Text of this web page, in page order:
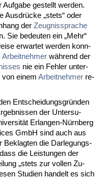
Auf­ga­be ge­stellt wer­den.
Aus­drücke „stets“ oder
der Zeug­nis­spra­che
Sie be­deu­ten ein „Mehr“
er­war­tet wer­den konn­
Ar­beit­neh­mer während der
nie ein Feh­ler un­ter­
von ei­nem Ar­beit­neh­mer re­
Ent­schei­dungs­gründen
der Un­ter­su­
Er­lan­gen-Nürn­berg
GmbH sind auch aus
Be­klag­ten die Dar­le­gungs-
die Leis­tun­gen der
„stets zur vol­len Zu­
Stu­di­en han­delt es sich